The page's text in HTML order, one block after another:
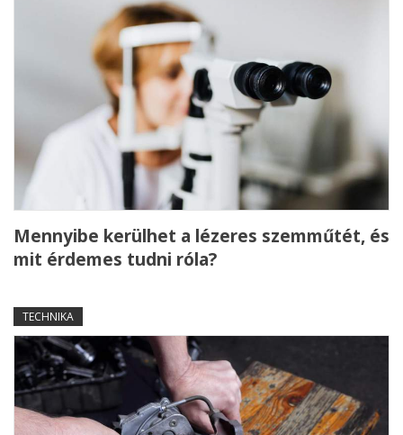
Mennyibe kerülhet a lézeres szemműtét, és
mit érdemes tudni róla?
TECHNIKA